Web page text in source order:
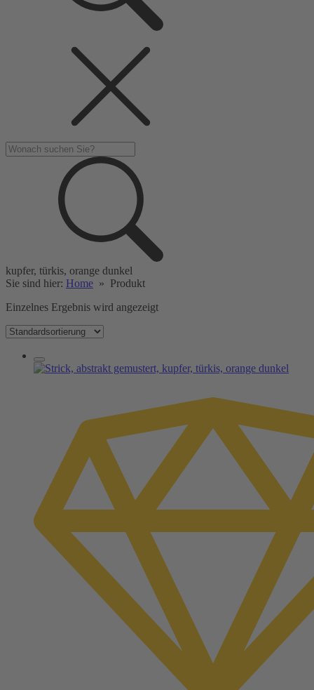
kupfer, türkis, orange dunkel
Sie sind hier: Home » Produkt
Einzelnes Ergebnis wird angezeigt